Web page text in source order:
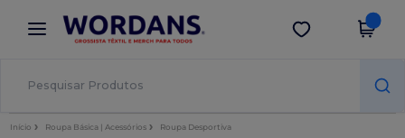
× App Wordans
Melhores preços na app!
Obter app
Início Roupa Básica | Acessórios Roupa Desportiva